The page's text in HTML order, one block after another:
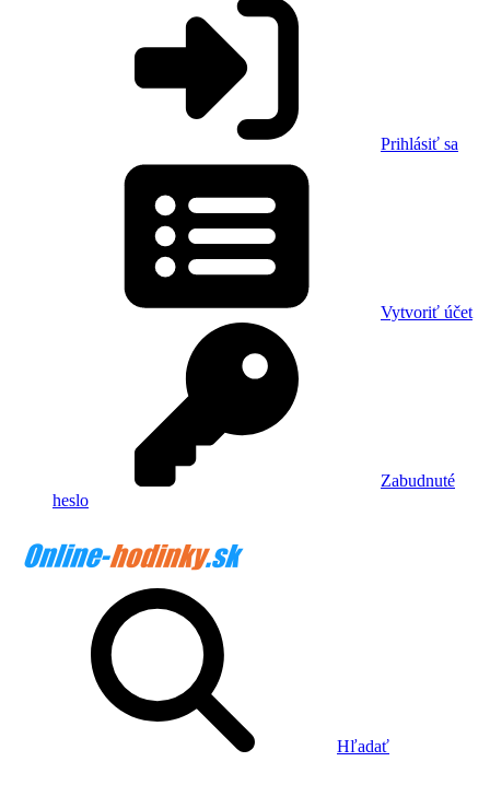
Prihlásiť sa
Vytvoriť účet
Zabudnuté
heslo
Hľadať